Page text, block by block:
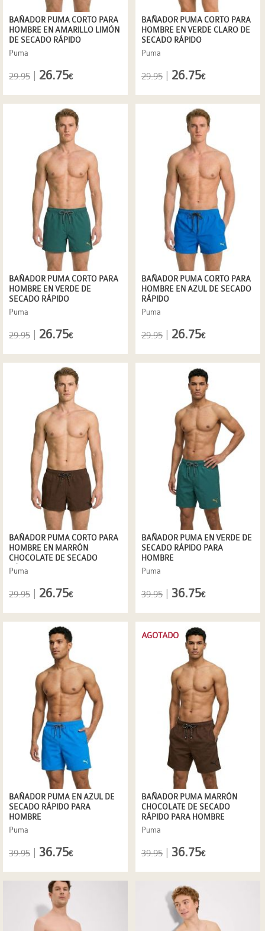
BAÑADOR PUMA CORTO PARA
HOMBRE EN AMARILLO LIMÓN
DE SECADO RÁPIDO
Puma
29.95 26.75€
BAÑADOR PUMA CORTO PARA
HOMBRE EN VERDE CLARO DE
SECADO RÁPIDO
Puma
29.95 26.75€
BAÑADOR PUMA CORTO PARA
HOMBRE EN VERDE DE
SECADO RÁPIDO
Puma
29.95 26.75€
BAÑADOR PUMA CORTO PARA
HOMBRE EN AZUL DE SECADO
RÁPIDO
Puma
29.95 26.75€
BAÑADOR PUMA CORTO PARA
HOMBRE EN MARRÓN
CHOCOLATE DE SECADO
RÁPIDO
Puma
29.95 26.75€
BAÑADOR PUMA EN VERDE DE
SECADO RÁPIDO PARA
HOMBRE
Puma
39.95 36.75€
BAÑADOR PUMA EN AZUL DE
SECADO RÁPIDO PARA
HOMBRE
Puma
39.95 36.75€
BAÑADOR PUMA MARRÓN
CHOCOLATE DE SECADO
RÁPIDO PARA HOMBRE
Puma
AGOTADO
39.95 36.75€